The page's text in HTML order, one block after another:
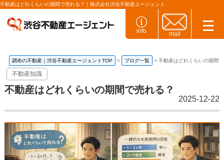
不動産はどれくらいの期間で売れる？｜株式会社渋谷不動産エージェント
info mail
調布の不動産｜渋谷不動産エージェントTOP ブログ一覧 不動産はどれくらいの期間
不動産知識
不動産はどれくらいの期間で売れる？
2025-12-22